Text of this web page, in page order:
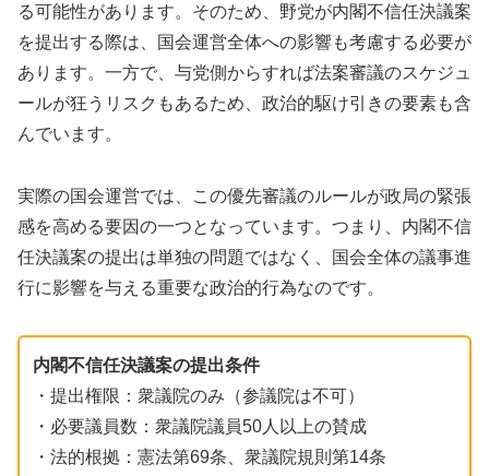
る可能性があります。そのため、野党が内閣不信任決議案
を提出する際は、国会運営全体への影響も考慮する必要が
あります。一方で、与党側からすれば法案審議のスケジュ
ールが狂うリスクもあるため、政治的駆け引きの要素も含
んでいます。
実際の国会運営では、この優先審議のルールが政局の緊張
感を高める要因の一つとなっています。つまり、内閣不信
任決議案の提出は単独の問題ではなく、国会全体の議事進
行に影響を与える重要な政治的行為なのです。
内閣不信任決議案の提出条件
・提出権限：衆議院のみ（参議院は不可）
・必要議員数：衆議院議員50人以上の賛成
・法的根拠：憲法第69条、衆議院規則第14条